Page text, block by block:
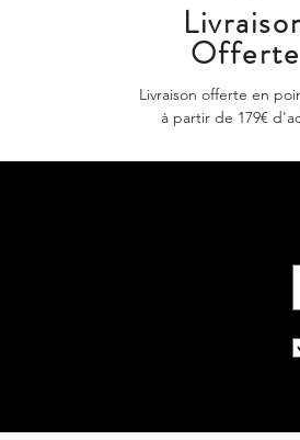
Offerte
Livraison offerte en
à partir de 179€